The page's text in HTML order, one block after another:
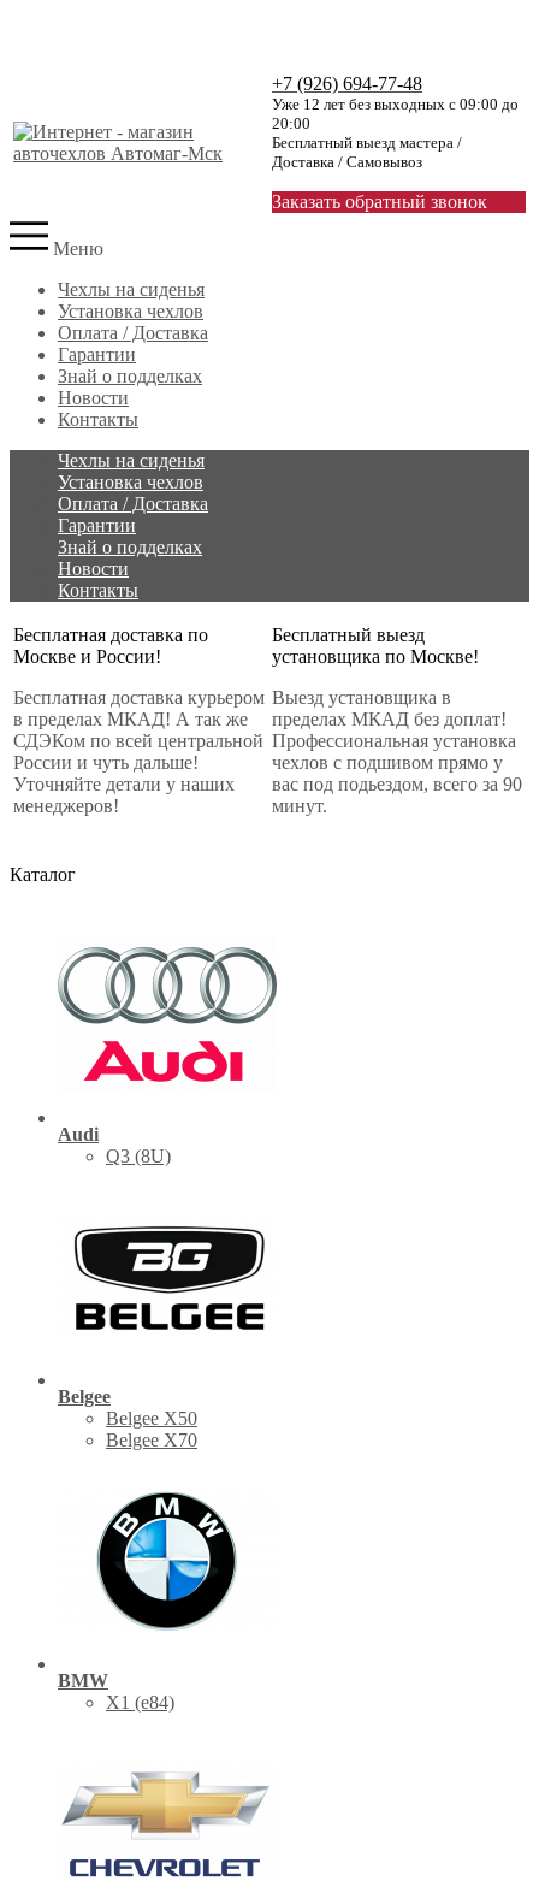
+7 (926) 694-77-48
Уже 12 лет без выходных с 09:00 до
20:00
Бесплатный выезд мастера /
Доставка / Самовывоз
Заказать обратный звонок
Меню
Чехлы на сиденья
Установка чехлов
Оплата / Доставка
Гарантии
Знай о подделках
Новости
Контакты
Чехлы на сиденья
Установка чехлов
Оплата / Доставка
Гарантии
Знай о подделках
Новости
Контакты
Бесплатная доставка по
Москве и России!
Бесплатная доставка курьером
в пределах МКАД! А так же
СДЭКом по всей центральной
России и чуть дальше!
Уточняйте детали у наших
менеджеров!
Бесплатный выезд
установщика по Москве!
Выезд установщика в
пределах МКАД без доплат!
Профессиональная установка
чехлов с подшивом прямо у
вас под подьездом, всего за 90
минут.
Каталог
Audi
Q3 (8U)
Belgee
Belgee X50
Belgee X70
BMW
X1 (е84)